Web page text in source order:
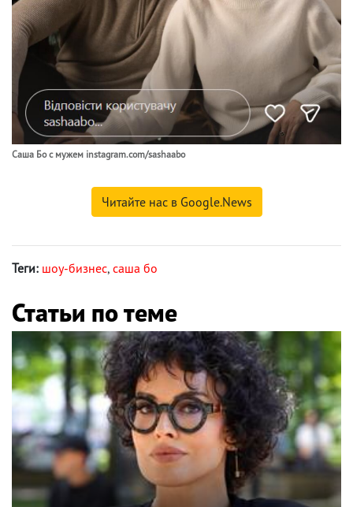
Саша Бо с мужем instagram.com/sashaabo
Читайте нас в Google.News
Теги: шоу-бизнес, саша бо
Статьи по теме